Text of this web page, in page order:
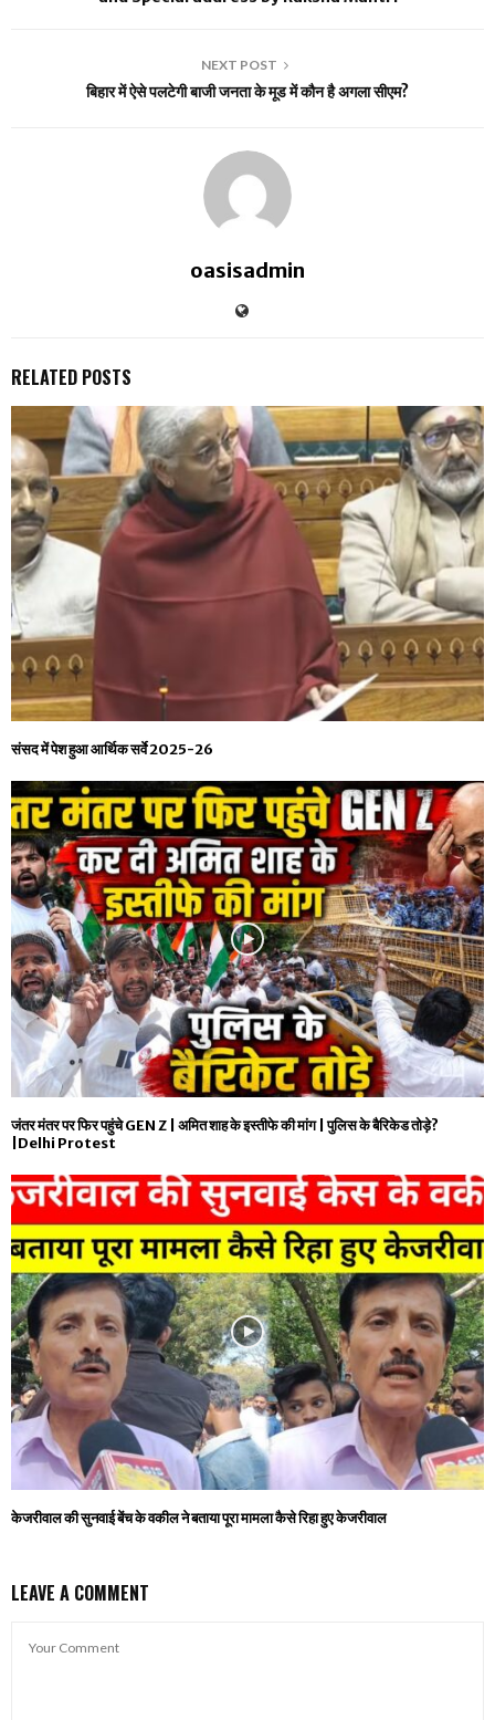
NEXT POST
बिहार में ऐसे पलटेगी बाजी जनता के मूड में कौन है अगला सीएम?
oasisadmin
RELATED POSTS
संसद में पेश हुआ आर्थिक सर्वे 2025-26
जंतर मंतर पर फिर पहुंचे GEN Z | अमित शाह के इस्तीफे की मांग | पुलिस के बैरिकेड तोड़े?
|Delhi Protest
केजरीवाल की सुनवाई बेंच के वकील ने बताया पूरा मामला कैसे रिहा हुए केजरीवाल
LEAVE A COMMENT